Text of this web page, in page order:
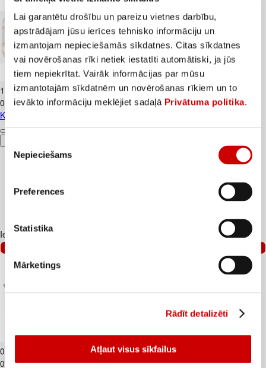
Lai garantētu drošību un pareizu vietnes darbību,
apstrādājam jūsu ierīces tehnisko informāciju un
izmantojam nepieciešamās sīkdatnes. Citas sīkdatnes
vai novērošanas rīki netiek iestatīti automātiski, ja jūs
tiem nepiekrītat. Vairāk informācijas par mūsu
izmantotajām sīkdatnēm un novērošanas rīkiem un to
ievākto informāciju meklējiet sadaļā Privātuma politika.
izvēle
Nepieciešams
Preferences
Statistika
Mārketings
Rādīt detalizēti
Atļaut visus sīkfailus
Kūtī dētas olas 10gab.
1
84€
0,18€/gab.
Kūtī dētas olas 10gab.
Iesakām ar
Gurķi garie LATVIJA gab.
0
0,69€/gab.